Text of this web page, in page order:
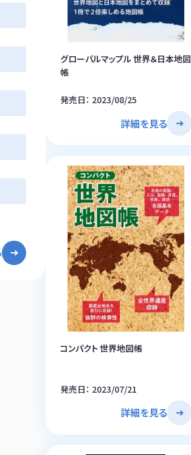
グローバルマップル 世界＆日本地図
帳
発売日： 2023/08/25
詳細を見る
コンパクト 世界地図帳
発売日： 2023/07/21
詳細を見る